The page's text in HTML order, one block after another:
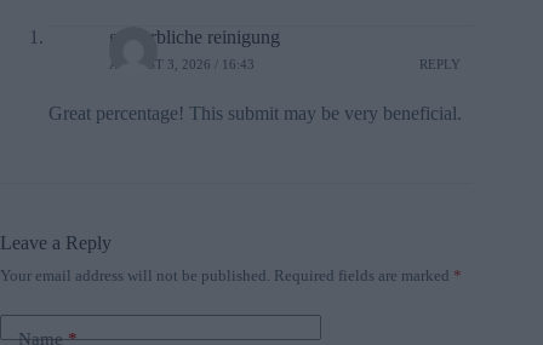
gewerbliche reinigung
AUGUST 3, 2026 / 16:43 REPLY
Great percentage! This submit may be very beneficial.
Leave a Reply
Your email address will not be published. Required fields are marked *
Name*